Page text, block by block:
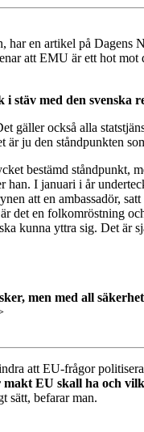
en artikel på Dagens
att EMU är ett hot mot
med den svenska
också alla
ju den ståndpunkten
bestämd
han. I januari i år
att en ambassadör,
en folkomröstning
kunna yttra sig. Det
men med all
att EU-frågor
EU skall ha och
sätt, befarar man.